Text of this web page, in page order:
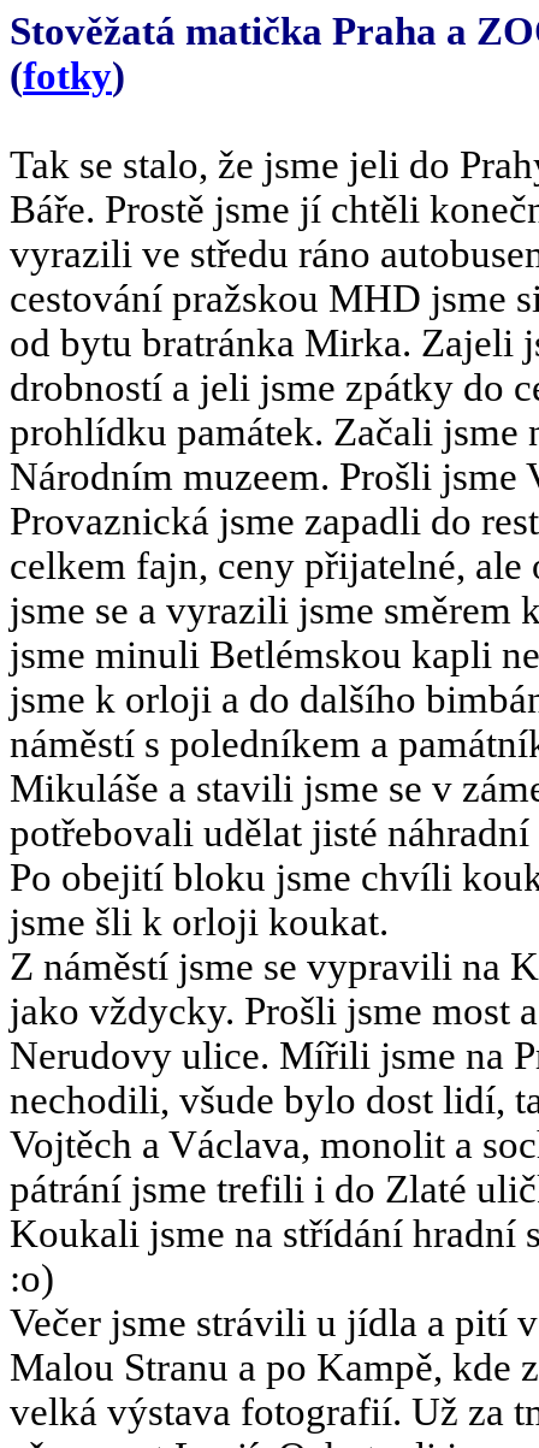
Stověžatá matička Praha a
(fotky)
Tak se stalo, že jsme jeli do
Báře. Prostě jsme jí chtěli
vyrazili ve středu ráno
cestování pražskou MHD jsme
od bytu bratránka Mirka. Zajeli
drobností a jeli jsme zpátky do
prohlídku památek. Začali jsme
Národním muzeem. Prošli
Provaznická jsme zapadli do
celkem fajn, ceny přijatelné, ale
jsme se a vyrazili jsme směrem
jsme minuli Betlémskou kapli
jsme k orloji a do dalšího
náměstí s poledníkem a
Mikuláše a stavili jsme se v
potřebovali udělat jisté
Po obejití bloku jsme chvíli
jsme šli k orloji koukat.
Z náměstí jsme se vypravili na
jako vždycky. Prošli jsme most
Nerudovy ulice. Mířili jsme na
nechodili, všude bylo dost lidí,
Vojtěch a Václava, monolit a
pátrání jsme trefili i do Zlaté
Koukali jsme na střídání hradní
:o)
Večer jsme strávili u jídla a pití
Malou Stranu a po Kampě, kde
velká výstava fotografií. Už za